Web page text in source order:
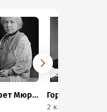
Маргарет Мюррей Гордон Чайлд
2 книги